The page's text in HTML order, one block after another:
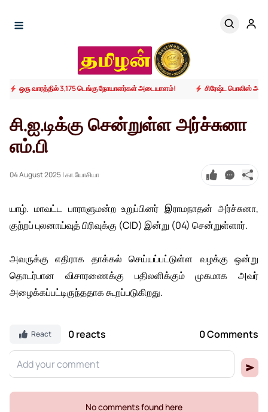
ஒரு வாரத்தில் 3,175 டெங்கு நோயாளர்கள் அடையாளம்! சிரேஷ்ட பொலிஸ்
சி.ஐ.டிக்கு சென்றுள்ள அர்ச்சுனா
எம்.பி
04 August 2025| கா.யோசியா
யாழ். மாவட்ட பாராளுமன்ற உறுப்பினர் இராமநாதன் அர்ச்சுனா,
குற்றப் புலனாய்வுத் பிரிவுக்கு (CID) இன்று (04) சென்றுள்ளார்.
அவருக்கு எதிராக தாக்கல் செய்யப்பட்டுள்ள வழக்கு ஒன்று
தொடர்பான விசாரணைக்கு பதிலளிக்கும் முகமாக அவர்
அழைக்கப்பட்டிருந்ததாக கூறப்படுகிறது.
React 0 reacts 0 Comments
No comments found here